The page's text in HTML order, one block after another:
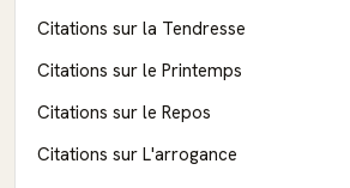
Citations sur la Tendresse
Citations sur le Printemps
Citations sur le Repos
Citations sur L'arrogance